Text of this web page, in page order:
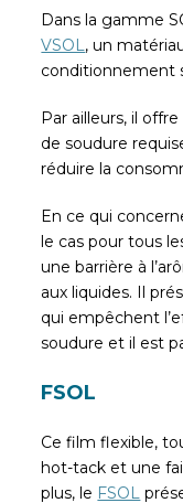
Dans la gamme
VSOL , un
conditionnement
Par ailleurs, il
de soudure
réduire la
En ce qui
le cas pour tous
une barrière à
aux liquides. Il
qui empêchent
soudure et il est
FSOL
Ce film flexible,
hot-tack et une
plus, le FSOL